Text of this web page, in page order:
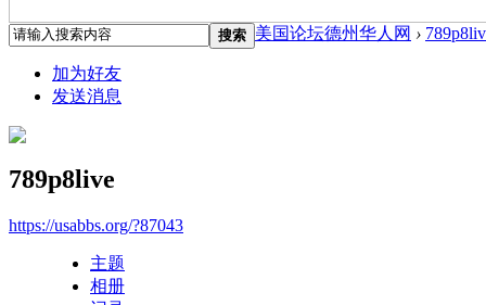
搜索 美国论坛德州华人网 ›
加为好友
发送消息
789p8live
https://usabbs.org/?87043
主题
相册